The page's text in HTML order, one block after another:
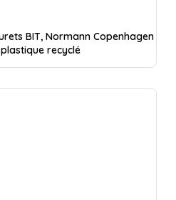
BIT, Normann Copenhagen
recyclé